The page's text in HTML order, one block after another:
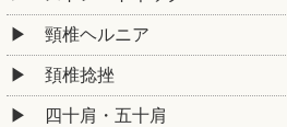
頸椎ヘルニア
頚椎捻挫
四十肩・五十肩